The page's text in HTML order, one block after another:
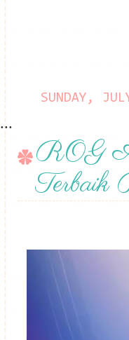
SUNDAY,
...
ROG
Terbaik